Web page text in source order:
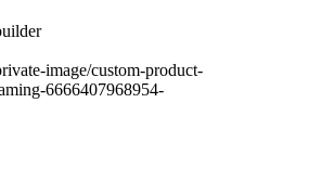
image/custom-product-
6666407968954-